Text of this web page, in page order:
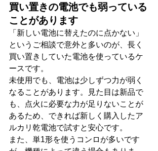
買い置きの電池でも弱っている
ことがあります
「新しい電池に替えたのに点かない」
というご相談で意外と多いのが、長く
買い置きしていた電池を使っているケ
ースです。
未使用でも、電池は少しずつ力が弱く
なることがあります。見た目は新品で
も、点火に必要な力が足りないことが
あるため、できれば新しく購入したア
ルカリ乾電池で試すと安心です。
また、単1形を使うコンロが多いです